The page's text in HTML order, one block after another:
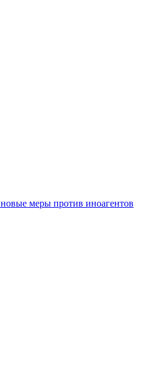
меры против иноагентов